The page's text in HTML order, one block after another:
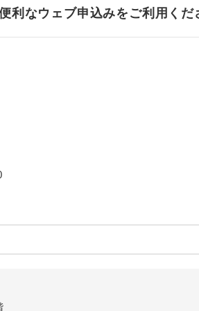
利なウェブ申込みをご利用くだ
るホテルを指定したコースです。
様でバス席を2席利⽤できます。